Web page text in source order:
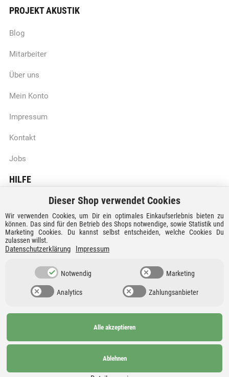
PROJEKT AKUSTIK
Blog
Mitarbeiter
Über uns
Mein Konto
Impressum
Kontakt
Jobs
HILFE
Batteriegesetzhinweise
Vertrag widerrufen
Versandkosten und Lieferzeiten
Zahlungsarten
Widerrufsrecht
Datenschutz
versandkostenfrei nach
Dieser Shop verwendet Cookies
Wir verwenden Cookies, um Dir ein optimales Einkaufserlebnis bieten zu
können. Das sind für den Betrieb des Shops notwendige, sowie Statistik und
Marketing Cookies. Du kannst selbst entscheiden, welche Cookies Du
zulassen willst.
Datenschutzerklärung Impressum
Notwendig Marketing
Analytics Zahlungsanbieter
Alle akzeptieren
Ablehnen